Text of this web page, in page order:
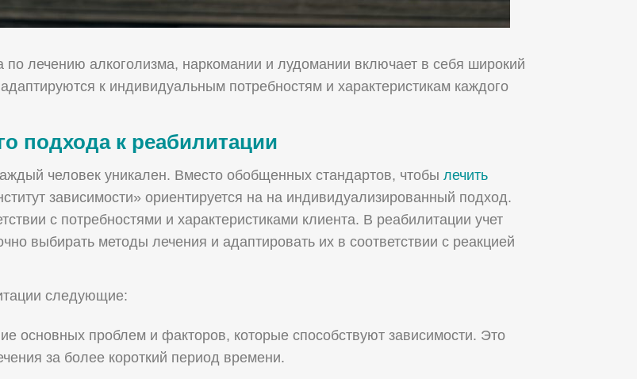
по лечению алкоголизма, наркомании и лудомании включает в себя широкий
к индивидуальным потребностям и характеристикам каждого
подхода к реабилитации
человек уникален. Вместо обобщенных стандартов, чтобы лечить
зависимости» ориентируется на на индивидуализированный подход.
с потребностями и характеристиками клиента. В реабилитации учет
выбирать методы лечения и адаптировать их в соответствии с реакцией
следующие:
основных проблем и факторов, которые способствуют зависимости. Это
за более короткий период времени.